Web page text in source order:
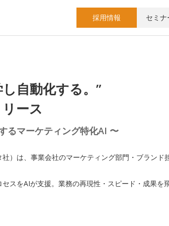
採用情報 セミナ
自動化する。”
ース
るマーケティング特化AI 〜
）は、事業会社のマーケティング部門・ブランド
スをAIが支援。業務の再現性・スピード・成果を